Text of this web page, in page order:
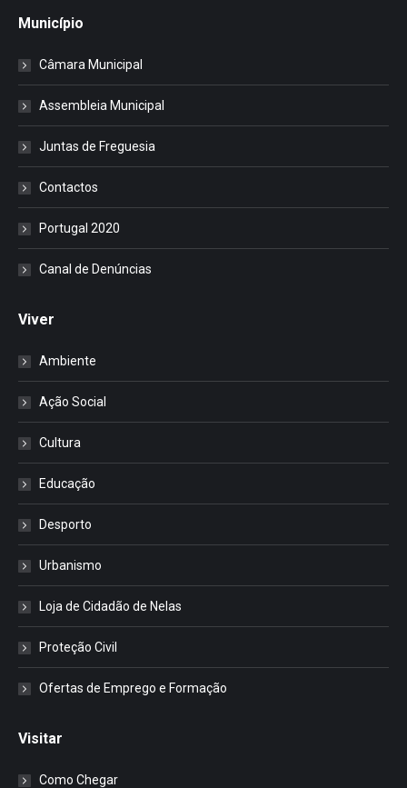
Município
Câmara Municipal
Assembleia Municipal
Juntas de Freguesia
Contactos
Portugal 2020
Canal de Denúncias
Viver
Ambiente
Ação Social
Cultura
Educação
Desporto
Urbanismo
Loja de Cidadão de Nelas
Proteção Civil
Ofertas de Emprego e Formação
Visitar
Como Chegar